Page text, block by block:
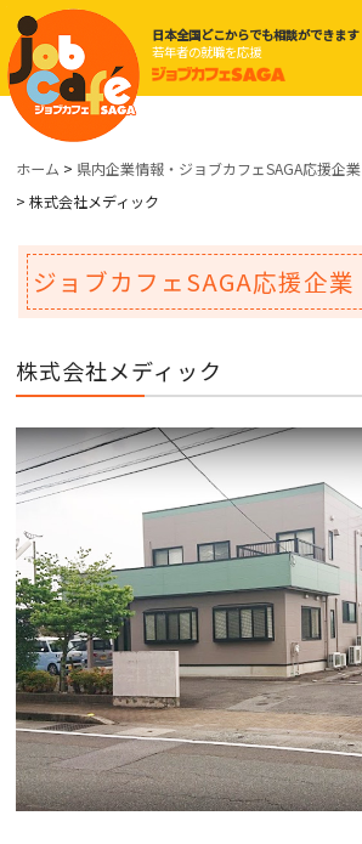
日本全国どこからでも相談ができます
若年者の就職を応援
ホーム > 県内企業情報・ジョブカフェSAGA応援企業
> 株式会社メディック
ジョブカフェSAGA応援企業
株式会社メディック